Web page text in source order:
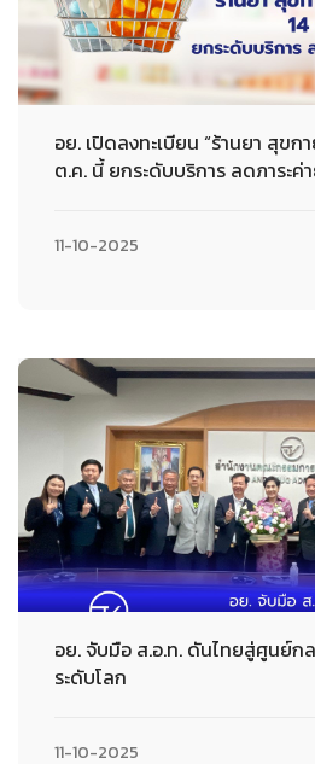
อย. เปิดลงทะเบียน “ร้านยา สุขกา
ต.ค. นี้ ยกระดับบริการ ลดภาระค่
11-10-2025
อย. จับมือ ส.อ.ท. ดันไทยสู่ศูนย์ก
ระดับโลก
11-10-2025